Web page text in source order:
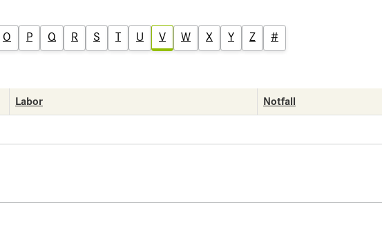
O P Q R S T U V W X Y Z #
Labor Notfall